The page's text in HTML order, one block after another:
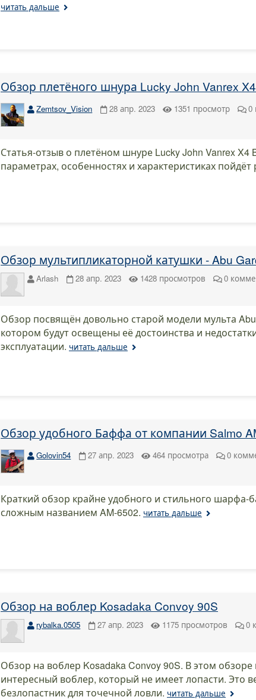
читать дальше
Обзор плетёного шнура Lucky John Vanrex
Zemtsov_Vision 28 апр. 2023 1351 просмотр 0
Статья-отзыв о плетёном шнуре Lucky John Vanrex
параметрах, особенностях и характеристиках пойдёт
Обзор мультипликаторной катушки - Abu
Arlash 28 апр. 2023 1428 просмотров 0
Обзор посвящён довольно старой модели мульта Abu
котором будут освещены её достоинства и
эксплуатации. читать дальше
Обзор удобного Баффа от компании Salmo
Golovin54 27 апр. 2023 464 просмотра 0
Краткий обзор крайне удобного и стильного шарфа-
сложным названием AM-6502. читать дальше
Обзор на воблер Kosadaka Convoy 90S
rybalka.0505 27 апр. 2023 1175 просмотров 0
Обзор на воблер Kosadaka Convoy 90S. В этом
интересный воблер, который не имеет лопасти. Это
безлопастник для точечной ловли. читать дальше